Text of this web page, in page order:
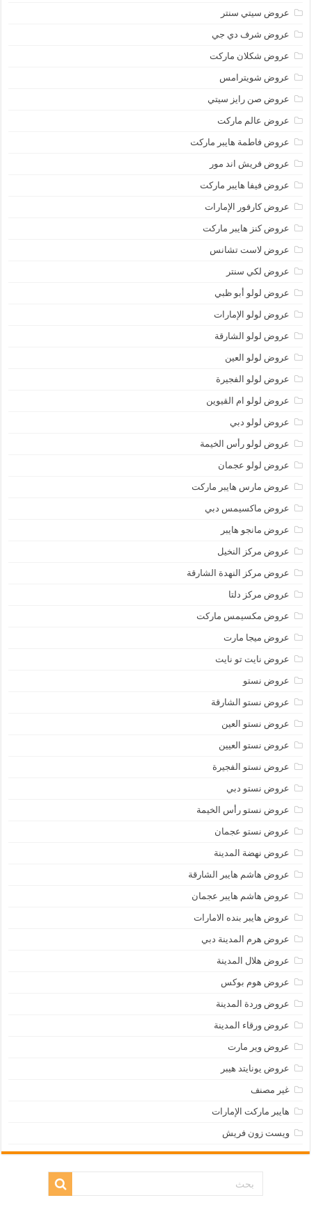
عروض سيتي سنتر
عروض شرف دي جي
عروض شكلان ماركت
عروض شويترامس
عروض صن رايز سيتي
عروض عالم ماركت
عروض فاطمة هايبر ماركت
عروض فريش اند مور
عروض فيفا هايبر ماركت
عروض كارفور الإمارات
عروض كنز هايبر ماركت
عروض لاست تشانس
عروض لكي سنتر
عروض لولو أبو ظبي
عروض لولو الإمارات
عروض لولو الشارقة
عروض لولو العين
عروض لولو الفجيرة
عروض لولو ام القيوين
عروض لولو دبي
عروض لولو رأس الخيمة
عروض لولو عجمان
عروض مارس هايبر ماركت
عروض ماكسيمس دبي
عروض مانجو هايبر
عروض مركز النخيل
عروض مركز النهدة الشارقة
عروض مركز دلتا
عروض مكسيمس ماركت
عروض ميجا مارت
عروض نايت تو نايت
عروض نستو
عروض نستو الشارقة
عروض نستو العين
عروض نستو العيين
عروض نستو الفجيرة
عروض نستو دبي
عروض نستو رأس الخيمة
عروض نستو عجمان
عروض نهضة المدينة
عروض هاشم هايبر الشارقة
عروض هاشم هايبر عجمان
عروض هايبر بنده الامارات
عروض هرم المدينة دبي
عروض هلال المدينة
عروض هوم بوكس
عروض وردة المدينة
عروض ورقاء المدينة
عروض وير مارت
عروض يونايتد هيبر
غير مصنف
هايبر ماركت الإمارات
ويست زون فريش